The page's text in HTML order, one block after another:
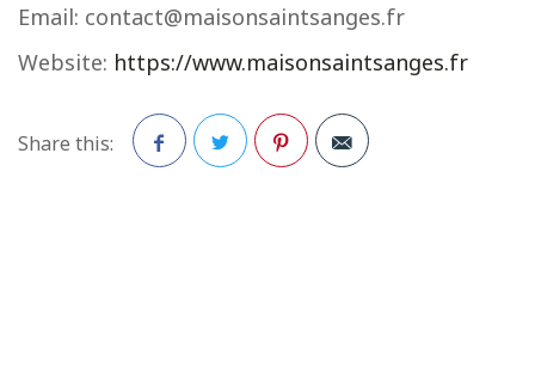
Email: contact@maisonsaintsanges.fr
Website: https://www.maisonsaintsanges.fr
Share this: